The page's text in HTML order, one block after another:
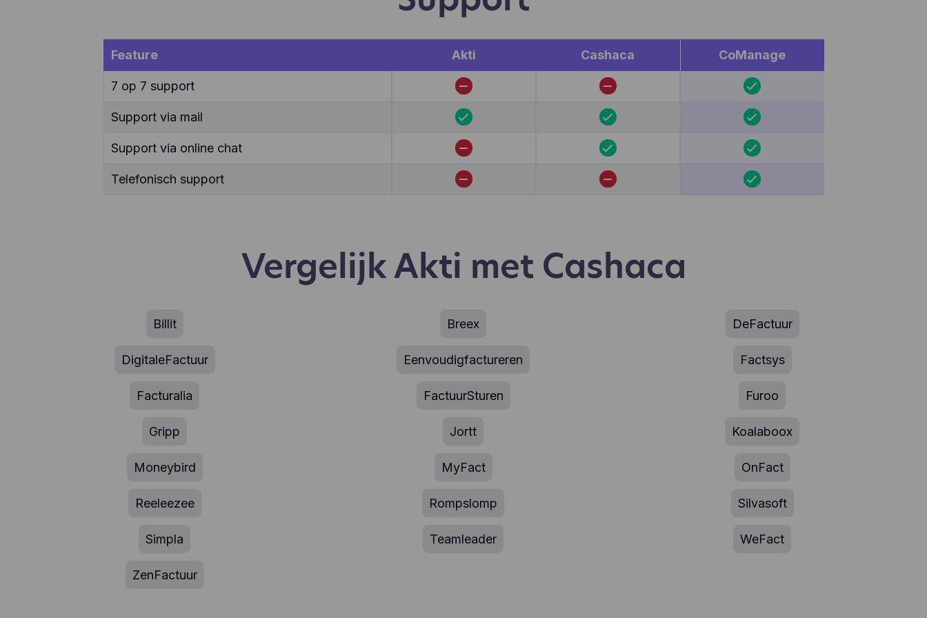
Feature Akti Cashaca CoManage
7 op 7 support
Support via mail
Support via online chat
Telefonisch support
Vergelijk Akti met Cashaca
Billit Breex DeFactuur
DigitaleFactuur Eenvoudigfactureren Factsys
Facturalia FactuurSturen Furoo
Gripp Jortt Koalaboox
Moneybird MyFact OnFact
Reeleezee Rompslomp Silvasoft
Simpla Teamleader WeFact
ZenFactuur
verkiezen aan te klikken, wat gebruikers wel en niet leuk vinden,
te verzamelen over het gedrag van onze gebruikers en hun
apparaten. Hotjar slaat deze informatie op in een gepseudonimiseerd
gebruiken om individuele gebruikers te identificeren of te koppelen
aan verdere gegevens over een individuele gebruiker.